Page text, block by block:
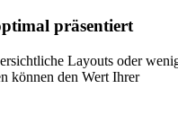
präsentiert
Layouts oder
können den Wert Ihrer